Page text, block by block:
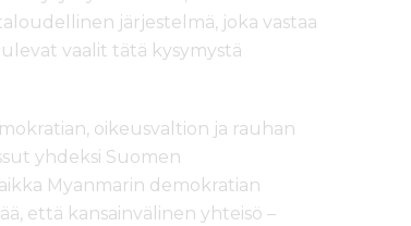
järjestelmä, joka vastaa
vaalit tätä kysymystä
oikeusvaltion ja rauhan
yhdeksi Suomen
Myanmarin demokratian
että kansainvälinen yhteisö –